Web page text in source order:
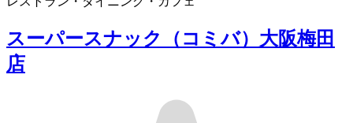
スーパースナック（コミバ）大阪梅田
店